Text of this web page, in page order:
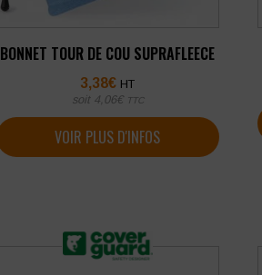
BONNET TOUR DE COU SUPRAFLEECE
3,38€ HT
soit 4,06€ TTC
VOIR PLUS D'INFOS